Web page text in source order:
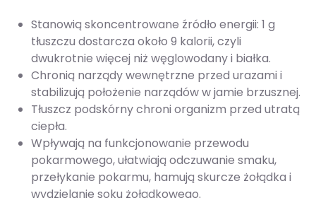
Stanowią skoncentrowane źródło energii: 1 g
tłuszczu dostarcza około 9 kalorii, czyli
dwukrotnie więcej niż węglowodany i białka.
Chronią narządy wewnętrzne przed urazami i
stabilizują położenie narządów w jamie brzusznej.
Tłuszcz podskórny chroni organizm przed utratą
ciepła.
Wpływają na funkcjonowanie przewodu
pokarmowego, ułatwiają odczuwanie smaku,
przełykanie pokarmu, hamują skurcze żołądka i
wydzielanie soku żołądkowego.